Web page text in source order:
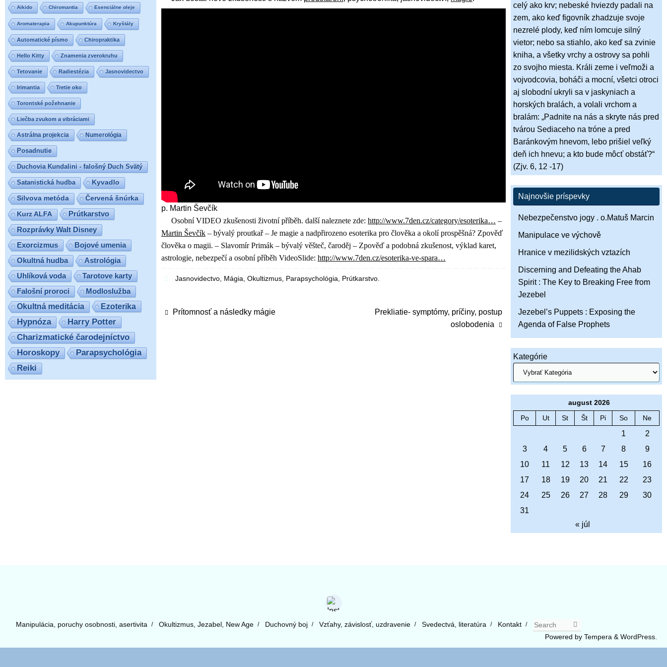
p. Martin Ševčík
Osobní VIDEO zkušenosti životní příběh. další naleznete zde: http://www.7den.cz/category/esoterika… ​ –
Martin Ševčík – bývalý proutkař – Je magie a nadpřirozeno esoterika pro člověka a okolí prospěšná? Zpověď
člověka o magii. – Slavomír Primák – bývalý věšteč, čaroděj – Zpověď a podobná zkušenost, výklad karet,
astrologie, nebezpečí a osobní příběh VideoSlide: http://www.7den.cz/esoterika-ve-spara…
Jasnovidectvo, Mágia,Okultizmus, Parapsychológia, Prútkarstvo.
Prítomnosť a následky mágie
Prekliatie- symptómy, príčiny, postup
oslobodenia
Aikido Chiromantia Esenciálne oleje
Aromaterapia Akupunktúra Kryštály
Automatické písmo Chiropraktika
Hello Kitty Znamenia zverokruhu
Tetovanie Radiestézia Jasnovidectvo
Irimantia Tretie oko
Torontské požehnanie
Liečba zvukom a vibráciami
Astrálna projekcia Numerológia
Posadnutie
Duchovia Kundalini - falošný Duch Svätý
Satanistická hudba Kyvadlo
Silvova metóda Červená šnúrka
Kurz ALFA
Prútkarstvo
Rozprávky Walt Disney
Exorcizmus
Bojové umenia
Okultná hudba
Astrológia
Uhlíková voda
Tarotove karty
Falošní proroci
Modloslužba
Okultná meditácia
Ezoterika
Hypnóza
Harry Potter
Charizmatické čarodejníctvo
Horoskopy
Parapsychológia
Reiki
celý ako krv; nebeské hviezdy padali na
zem, ako keď figovník zhadzuje svoje
nezrelé plody, keď ním lomcuje silný
vietor; nebo sa stiahlo, ako keď sa zvinie
kniha, a všetky vrchy a ostrovy sa pohli
zo svojho miesta. Králi zeme i veľmoži a
vojvodcovia, boháči a mocní, všetci otroci
aj slobodní ukryli sa v jaskyniach a
horských bralách, a volali vrchom a
bralám: „Padnite na nás a skryte nás pred
tvárou Sediaceho na tróne a pred
Baránkovým hnevom, lebo prišiel veľký
deň ich hnevu; a kto bude môcť obstáť?“
(Zjv. 6, 12 -17)
Najnovšie príspevky
Nebezpečenstvo jogy . o.Matuš Marcin
Manipulace ve výchově
Hranice v mezilidských vztazích
Discerning and Defeating the Ahab
Spirit : The Key to Breaking Free from
Jezebel
Jezebel’s Puppets : Exposing the
Agenda of False Prophets
Kategórie
august 2026
Po
Ut St Št Pi So Ne
1
2
3
4 5 6 7 8
9
10
11 12 13 14 15
16
17
18 19 20 21 22
23
24
25 26 27 28 29
30
31
« júl
Manipulácia, poruchy osobnosti, asertivita Okultizmus, Jezabel, New Age Duchovný boj Vzťahy, závislosť, uzdravenie Svedectvá, literatúra Kontakt
Search
Powered by Tempera & WordPress.